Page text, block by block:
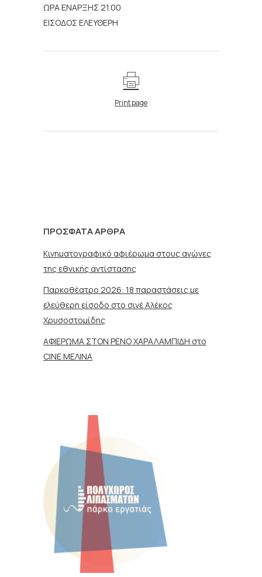
ΩΡΑ ΕΝΑΡΞΗΣ 21.00
ΕΙΣΟΔΟΣ ΕΛΕΥΘΕΡΗ
Print page
ΠΡΌΣΦΑΤΑ ΆΡΘΡΑ
Κινηματογραφικό αφιέρωμα στους αγώνες
της εθνικής αντίστασης
Παρκοθέατρο 2026: 18 παραστάσεις με
ελεύθερη είσοδο στο σινέ Αλέκος
Χρυσοστομίδης
ΑΦΙΕΡΩΜΑ ΣΤΟΝ ΡΕΝΟ ΧΑΡΑΛΑΜΠΙΔΗ στο
CINE ΜΕΛΙΝΑ